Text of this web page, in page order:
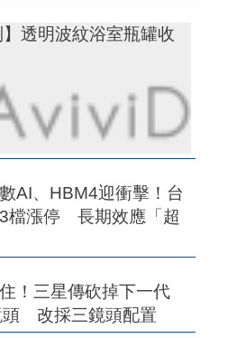
透明波紋浴室瓶罐收
AI、HBM4迎衝擊！台
檔漲停 長期效應「超
！三星傳砍掉下一代
頭 改採三鏡頭配置